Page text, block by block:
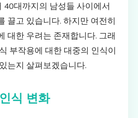
40대까지의 남성들 사이에서
끌고 있습니다. 하지만 여전히
대한 우려는 존재합니다. 그래
부작용에 대한 대중의 인식이
는지 살펴보겠습니다.
식 변화